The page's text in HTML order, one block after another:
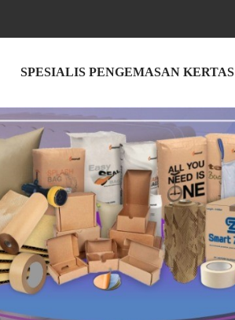
SPESIALIS PENGEMASAN KERTAS